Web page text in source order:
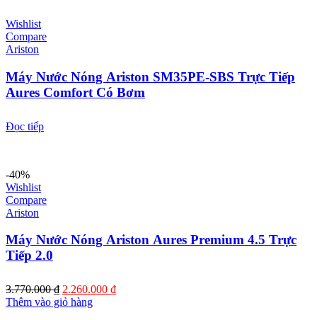
Wishlist
Compare
Ariston
Máy Nước Nóng Ariston SM35PE-SBS Trực Tiếp
Aures Comfort Có Bơm
Đọc tiếp
-40%
Wishlist
Compare
Ariston
Máy Nước Nóng Ariston Aures Premium 4.5 Trực
Tiếp 2.0
3.770.000₫ Giá
gốc
2.260.000 ₫Giá
Thêm vào giỏ hàng